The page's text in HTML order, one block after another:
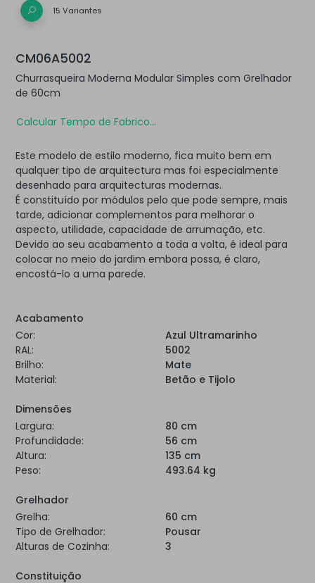
15 Variantes
CM06A5002
Churrasqueira Moderna Modular Simples com Grelhador
de 60cm
Calcular Tempo de Fabrico...
Este modelo de estilo moderno, fica muito bem em
qualquer tipo de arquitectura mas foi especialmente
desenhado para arquitecturas modernas.
É constituído por módulos pelo que pode sempre, mais
tarde, adicionar complementos para melhorar o
aspecto, utilidade, capacidade de arrumação, etc.
Devido ao seu acabamento a toda a volta, é ideal para
colocar no meio do jardim embora possa, é claro,
encostá-lo a uma parede.
Acabamento
Cor:
Azul Ultramarinho
RAL:
5002
Brilho:
Mate
Material:
Betão e Tijolo
Dimensões
Largura:
80 cm
Profundidade:
56 cm
Altura:
135 cm
Peso:
493.64 kg
Grelhador
Grelha:
60 cm
Tipo de Grelhador:
Pousar
Alturas de Cozinha:
3
Constituição